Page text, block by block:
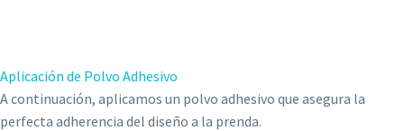
Aplicación de Polvo Adhesivo
A continuación, aplicamos un polvo adhesivo que asegura la
perfecta adherencia del diseño a la prenda.